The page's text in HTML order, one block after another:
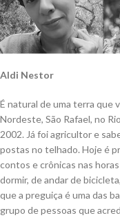
Aldi Nestor
É natural de uma terra que
Nordeste, São Rafael, no
2002. Já foi agricultor e
postas no telhado. Hoje é
contos e crônicas nas
dormir, de andar de
que a preguiça é uma das
grupo de pessoas que